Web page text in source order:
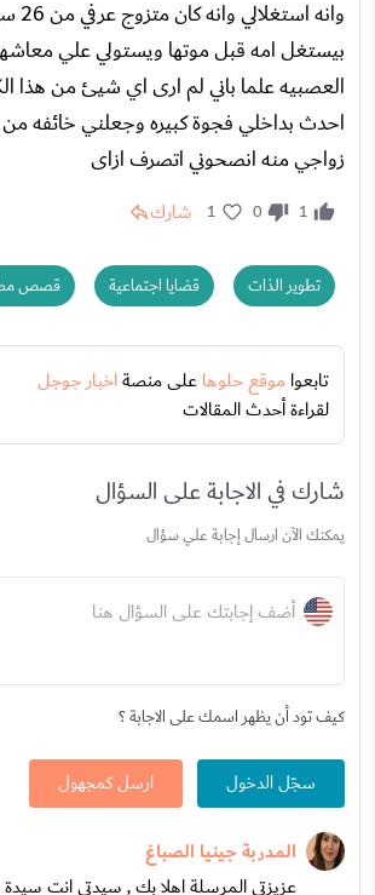
بيستغل امه قبل موتها ويستولي علي
العصبيه علما باني لم ارى اي شيئ من هذا
احدث بداخلي فجوة كبيره وجعلني خائفه
زواجي منه انصحوني اتصرف ازاى
1
0
1 شارك
تطوير الذات قضايا اجتماعية قصص
تابعواموقع حلوهاعلى منصةاخبار جوجل
لقراءة أحدث المقالات
شارك في الاجابة على السؤال
يمكنك الآن ارسال إجابة علي سؤال
أضف إجابتك على السؤال هنا
كيف تود أن يظهر اسمك على الاجابة ؟
سجّل الدخول ارسل كمجهول
المدربة جينيا الصباغ
عزيزتي المرسلة اهلا بك , سيدتي انت